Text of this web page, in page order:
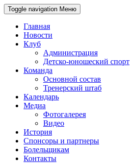
Toggle navigation Меню
Главная
Новости
Клуб
Администрация
Детско-юношеский спорт
Команда
Основной состав
Тренерский штаб
Календарь
Медиа
Фотогалерея
Видео
История
Спонсоры и партнеры
Болельщикам
Контакты